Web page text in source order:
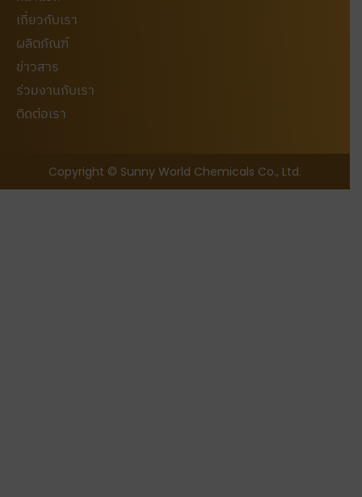
เกี่ยวกับเรา
ผลิตภัณฑ์
ข่าวสาร
ร่วมงานกับเรา
ติดต่อเรา
Copyright © Sunny World Chemicals Co., Ltd.